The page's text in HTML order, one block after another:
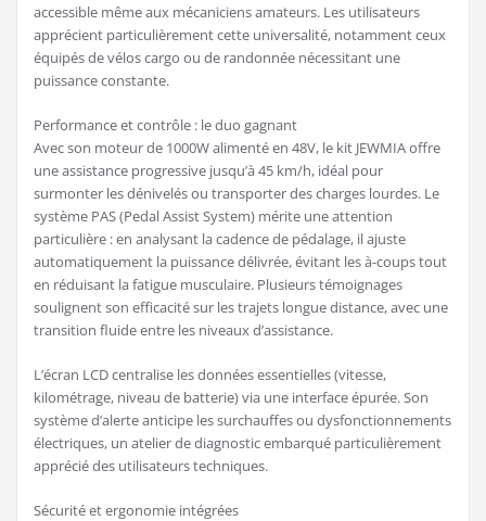
accessible même aux mécaniciens amateurs. Les utilisateurs
apprécient particulièrement cette universalité, notamment ceux
équipés de vélos cargo ou de randonnée nécessitant une
puissance constante.
Performance et contrôle : le duo gagnant
Avec son moteur de 1000W alimenté en 48V, le kit JEWMIA offre
une assistance progressive jusqu’à 45 km/h, idéal pour
surmonter les dénivelés ou transporter des charges lourdes. Le
système PAS (Pedal Assist System) mérite une attention
particulière : en analysant la cadence de pédalage, il ajuste
automatiquement la puissance délivrée, évitant les à-coups tout
en réduisant la fatigue musculaire. Plusieurs témoignages
soulignent son efficacité sur les trajets longue distance, avec une
transition fluide entre les niveaux d’assistance.
L’écran LCD centralise les données essentielles (vitesse,
kilométrage, niveau de batterie) via une interface épurée. Son
système d’alerte anticipe les surchauffes ou dysfonctionnements
électriques, un atelier de diagnostic embarqué particulièrement
apprécié des utilisateurs techniques.
Sécurité et ergonomie intégrées